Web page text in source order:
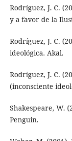
Rodríguez, J. C.
y a favor de la
Rodríguez, J. C.
ideológica. Akal.
Rodríguez, J. C.
(inconsciente
Shakespeare, W.
Penguin.